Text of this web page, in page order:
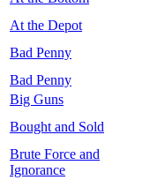
At the Depot
Bad Penny
Bad Penny
Big Guns
Bought and Sold
Brute Force and
Ignorance